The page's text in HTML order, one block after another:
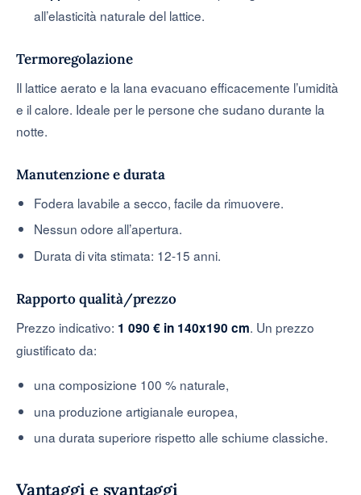
all’elasticità naturale del lattice.
Termoregolazione
Il lattice aerato e la lana evacuano efficacemente l’umidità
e il calore. Ideale per le persone che sudano durante la
notte.
Manutenzione e durata
Fodera lavabile a secco, facile da rimuovere.
Nessun odore all’apertura.
Durata di vita stimata: 12-15 anni.
Rapporto qualità/prezzo
Prezzo indicativo: 1 090 € in 140x190 cm. Un prezzo
giustificato da:
una composizione 100 % naturale,
una produzione artigianale europea,
una durata superiore rispetto alle schiume classiche.
Vantaggi e svantaggi